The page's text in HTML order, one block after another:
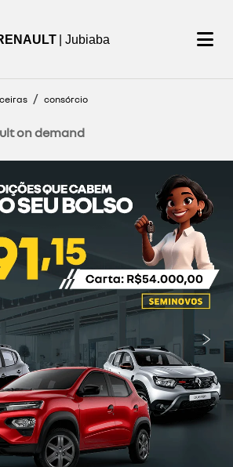
| Jubiaba
consórcio
on demand